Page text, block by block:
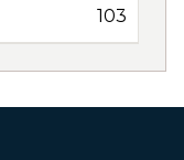
103